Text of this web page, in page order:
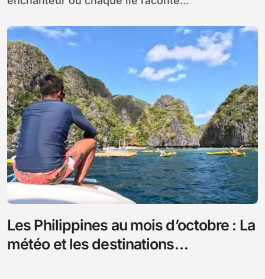
Les Philippines au mois d’octobre : La
météo et les destinations